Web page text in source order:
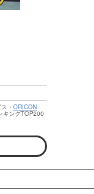
・ ORICON
キングTOP200